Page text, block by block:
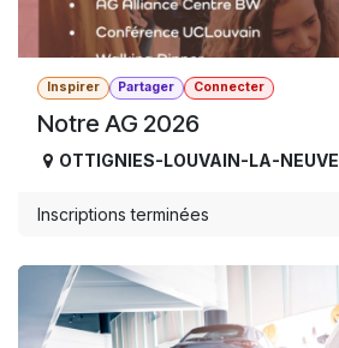
Inspirer Partager Connecter
Notre AG 2026
OTTIGNIES-LOUVAIN-LA-NEUVE
Inscriptions terminées